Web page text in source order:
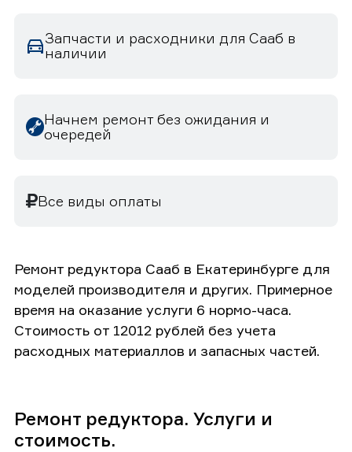
Запчасти и расходники для Сааб в
наличии
Начнем ремонт без ожидания и
очередей
Все виды оплаты
Ремонт редуктора Сааб в Екатеринбурге для
моделей производителя и других. Примерное
время на оказание услуги 6 нормо-часа.
Стоимость от 12012 рублей без учета
расходных материаллов и запасных частей.
Ремонт редуктора. Услуги и
стоимость.